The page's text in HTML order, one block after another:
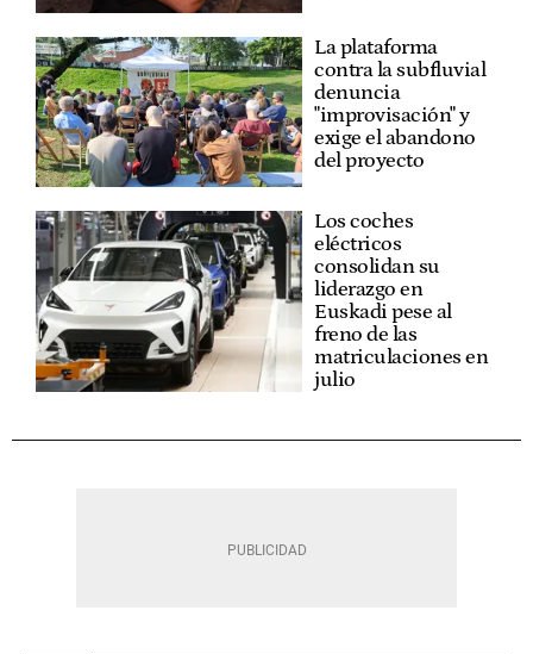
La plataforma
contra la subfluvial
denuncia
"improvisación" y
exige el abandono
del proyecto
Los coches
eléctricos
consolidan su
liderazgo en
Euskadi pese al
freno de las
matriculaciones en
julio